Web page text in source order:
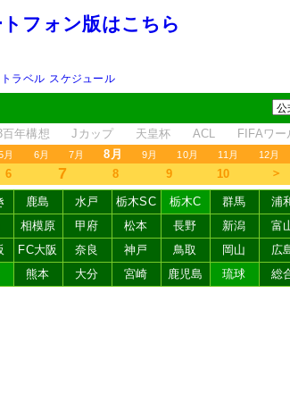
フォン版はこちら
トラベル スケジュール
年構想 Jカップ 天皇杯 ACL FIFAワ
月 6月 7月 8月 9月 10月 11月 12月
6 7 8 9 10 ＞
鹿島 水戸 栃木SC 栃木C 群馬 浦
相模原 甲府 松本 長野 新潟 富
FC大阪 奈良 神戸 鳥取 岡山 広
熊本 大分 宮崎 鹿児島 琉球 総